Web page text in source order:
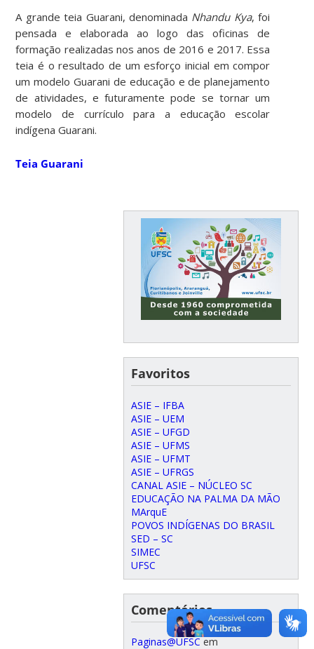
A grande teia Guarani, denominada Nhandu Kya, foi
pensada e elaborada ao logo das oficinas de
formação realizadas nos anos de 2016 e 2017. Essa
teia é o resultado de um esforço inicial em compor
um modelo Guarani de educação e de planejamento
de atividades, e futuramente pode se tornar um
modelo de currículo para a educação escolar
indígena Guarani.
Teia Guarani
Favoritos
ASIE – IFBA
ASIE – UEM
ASIE – UFGD
ASIE – UFMS
ASIE – UFMT
ASIE – UFRGS
CANAL ASIE – NÚCLEO SC
EDUCAÇÃO NA PALMA DA MÃO
MArquE
POVOS INDÍGENAS DO BRASIL
SED – SC
SIMEC
UFSC
Comentários
Paginas@UFSCem